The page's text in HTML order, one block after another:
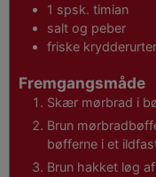
1 spsk. timian
salt og peber
friske krydderurter
Fremgangsmåde
Skær mørbrad i
Brun
bøfferne i et
Brun hakket løg